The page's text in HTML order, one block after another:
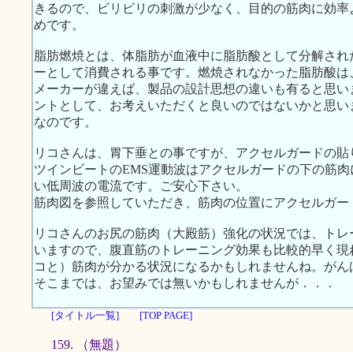
きるので、ビリビリの刺激が少なく、目的の筋肉に効
めです。
脂肪燃焼とは、体脂肪が血液中に脂肪酸として分解さ
ーとして消費される事です。燃焼されなかった脂肪酸
メーカーが違えば、製品の設計思想の違いも有ると思
ントとして、お考えいただくと良いのではないかと思
なのです。
リコさんは、胃下垂との事ですが、アクセルガードの
ツインビートのEMS運動波はアクセルガードの下の筋
い低周波の電流です。ご安心下さい。
筋肉図を参照していただき、筋肉の位置にアクセルガ
リコさんのお尻の筋肉（大殿筋）強化の状況では、ト
いますので、腹直筋のトレーニング効果も比較的早く
コと）筋肉が分かる状況になるかもしれませんね。が
そこまでは、お望みでは無いかもしれませんが．．．
[タイトル一覧] [TOP PAGE]
159. （無題）